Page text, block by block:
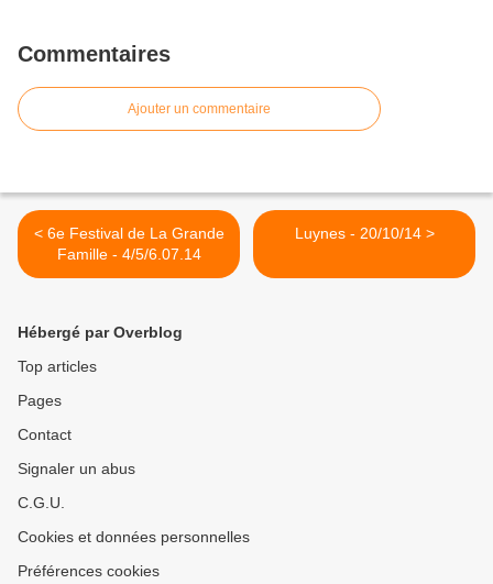
Commentaires
Ajouter un commentaire
< 6e Festival de La Grande
Famille - 4/5/6.07.14
Luynes - 20/10/14 >
Hébergé par Overblog
Top articles
Pages
Contact
Signaler un abus
C.G.U.
Cookies et données personnelles
Préférences cookies